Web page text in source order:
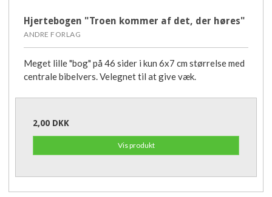
Hjertebogen "Troen kommer af det, der høres"
ANDRE FORLAG
Meget lille "bog" på 46 sider i kun 6x7 cm størrelse med
centrale bibelvers. Velegnet til at give væk.
2,00 DKK
Vis produkt